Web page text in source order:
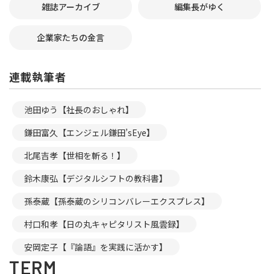
雑誌アーカイブ 編集長がゆく
企業家たちの金言
連載執筆者
池田ゆう【社長のおしゃれ】
鎌田富久【エンジェル鎌田’sEye】
北尾吉孝【世相を斬る！】
鈴木康弘【デジタルシフトの教科書】
孫泰蔵【孫泰蔵のシリコンバレーエクスプレス】
村口和孝【日の丸キャピタリスト風雲録】
安岡定子【『論語』を実践に活かす】
TERM